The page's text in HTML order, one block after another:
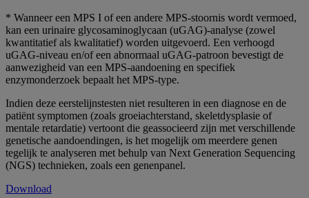
* Wanneer een MPS I of een andere MPS-stoornis wordt vermoed,
kan een urinaire glycosaminoglycaan (uGAG)-analyse (zowel
kwantitatief als kwalitatief) worden uitgevoerd. Een verhoogd
uGAG-niveau en/of een abnormaal uGAG-patroon bevestigt de
aanwezigheid van een MPS-aandoening en specifiek
enzymonderzoek bepaalt het MPS-type.
Indien deze eerstelijnstesten niet resulteren in een diagnose en de
patiënt symptomen (zoals groeiachterstand, skeletdysplasie of
mentale retardatie) vertoont die geassocieerd zijn met verschillende
genetische aandoendingen, is het mogelijk om meerdere genen
tegelijk te analyseren met behulp van Next Generation Sequencing
(NGS) technieken, zoals een genenpanel.
Download